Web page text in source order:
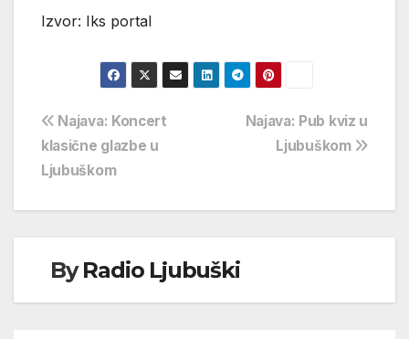
Izvor: Iks portal
Navigacija
objava
Najava: Pub kviz u
Ljubuškom
Najava: Koncert
klasične glazbe u
Ljubuškom
ByRadio Ljubuški